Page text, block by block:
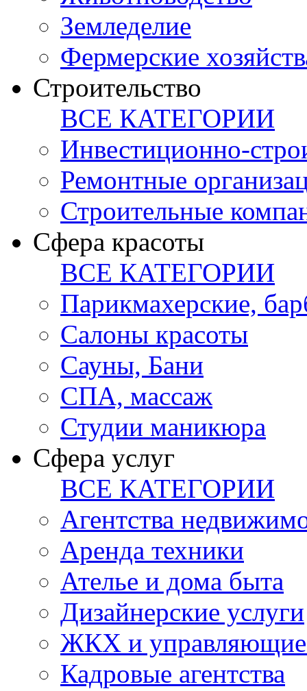
Земледелие
Фермерские
Строительство
ВСЕ КАТЕГОРИИ
Инвестиционно-
Ремонтные
Строительные
Сфера красоты
ВСЕ КАТЕГОРИИ
Парикмахерские,
Салоны красоты
Сауны, Бани
СПА, массаж
Студии маникюра
Сфера услуг
ВСЕ КАТЕГОРИИ
Агентства
Аренда техники
Ателье и дома быта
Дизайнерские услуги
ЖКХ и управляющие
Кадровые агентства